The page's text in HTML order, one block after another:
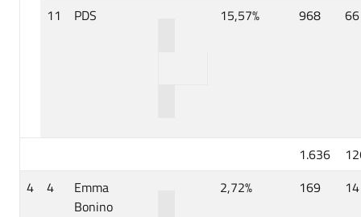
11 PDS 15,57% 968 66
1.636
4
4
Emma
Bonino
2,72% 169 14